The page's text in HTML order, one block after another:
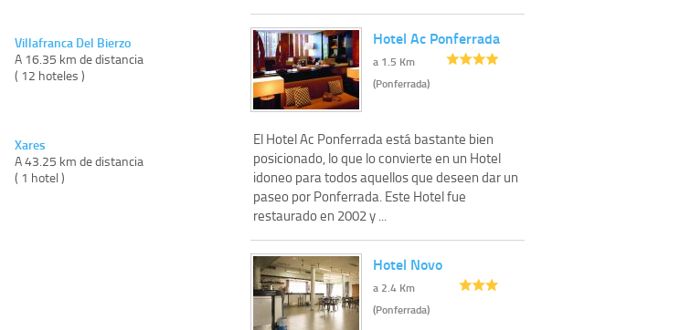
Villafranca Del Bierzo
A 16.35 km de distancia
( 12 hoteles )
Xares
A 43.25 km de distancia
( 1 hotel )
Hotel Ac Ponferrada
a 1.5 Km
(Ponferrada)
El Hotel Ac Ponferrada está bastante bien
posicionado, lo que lo convierte en un Hotel
idoneo para todos aquellos que deseen dar un
paseo por Ponferrada. Este Hotel fue
restaurado en 2002 y ...
Hotel Novo
a 2.4 Km
(Ponferrada)